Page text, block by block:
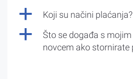
a Koji su načini plaćanja?
a
Što se događa s
novcem ako stornirate